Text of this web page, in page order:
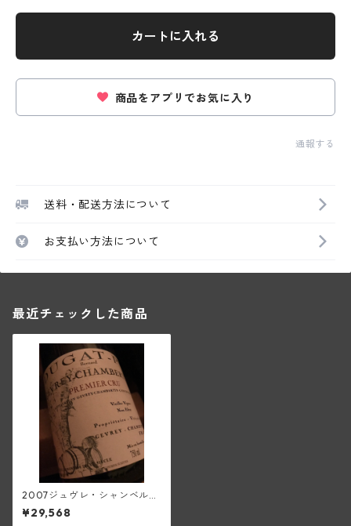
カートに入れる
商品をアプリでお気に入り
通報する
送料・配送方法について
お支払い方法について
最近チェックした商品
2007ジュヴレ・シャンベルタ
ン1級VV(ベルナール・デュ
ガ・ピィ)
¥29,568